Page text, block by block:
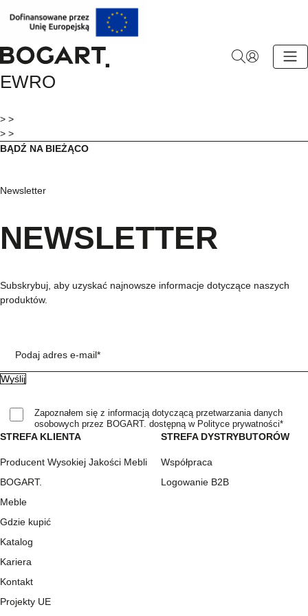
BOGART.
-
główna
EWRO
> >
> >
STREFA KLIENTA
Producent Wysokiej Jakości Mebli
BOGART.
Meble
Gdzie kupić
Katalog
Kariera
Kontakt
Projekty UE
STREFA DYSTRYBUTORÓW
Współpraca
Logowanie B2B
BĄDŹ NA BIEŻĄCO
Newsletter
NEWSLETTER
Subskrybuj, aby uzyskać najnowsze informacje dotyczące naszych
produktów.
Podaj adres e-mail*
Zapoznałem się z informacją dotyczącą przetwarzania danych
osobowych przez BOGART. dostępną w Polityce prywatności*